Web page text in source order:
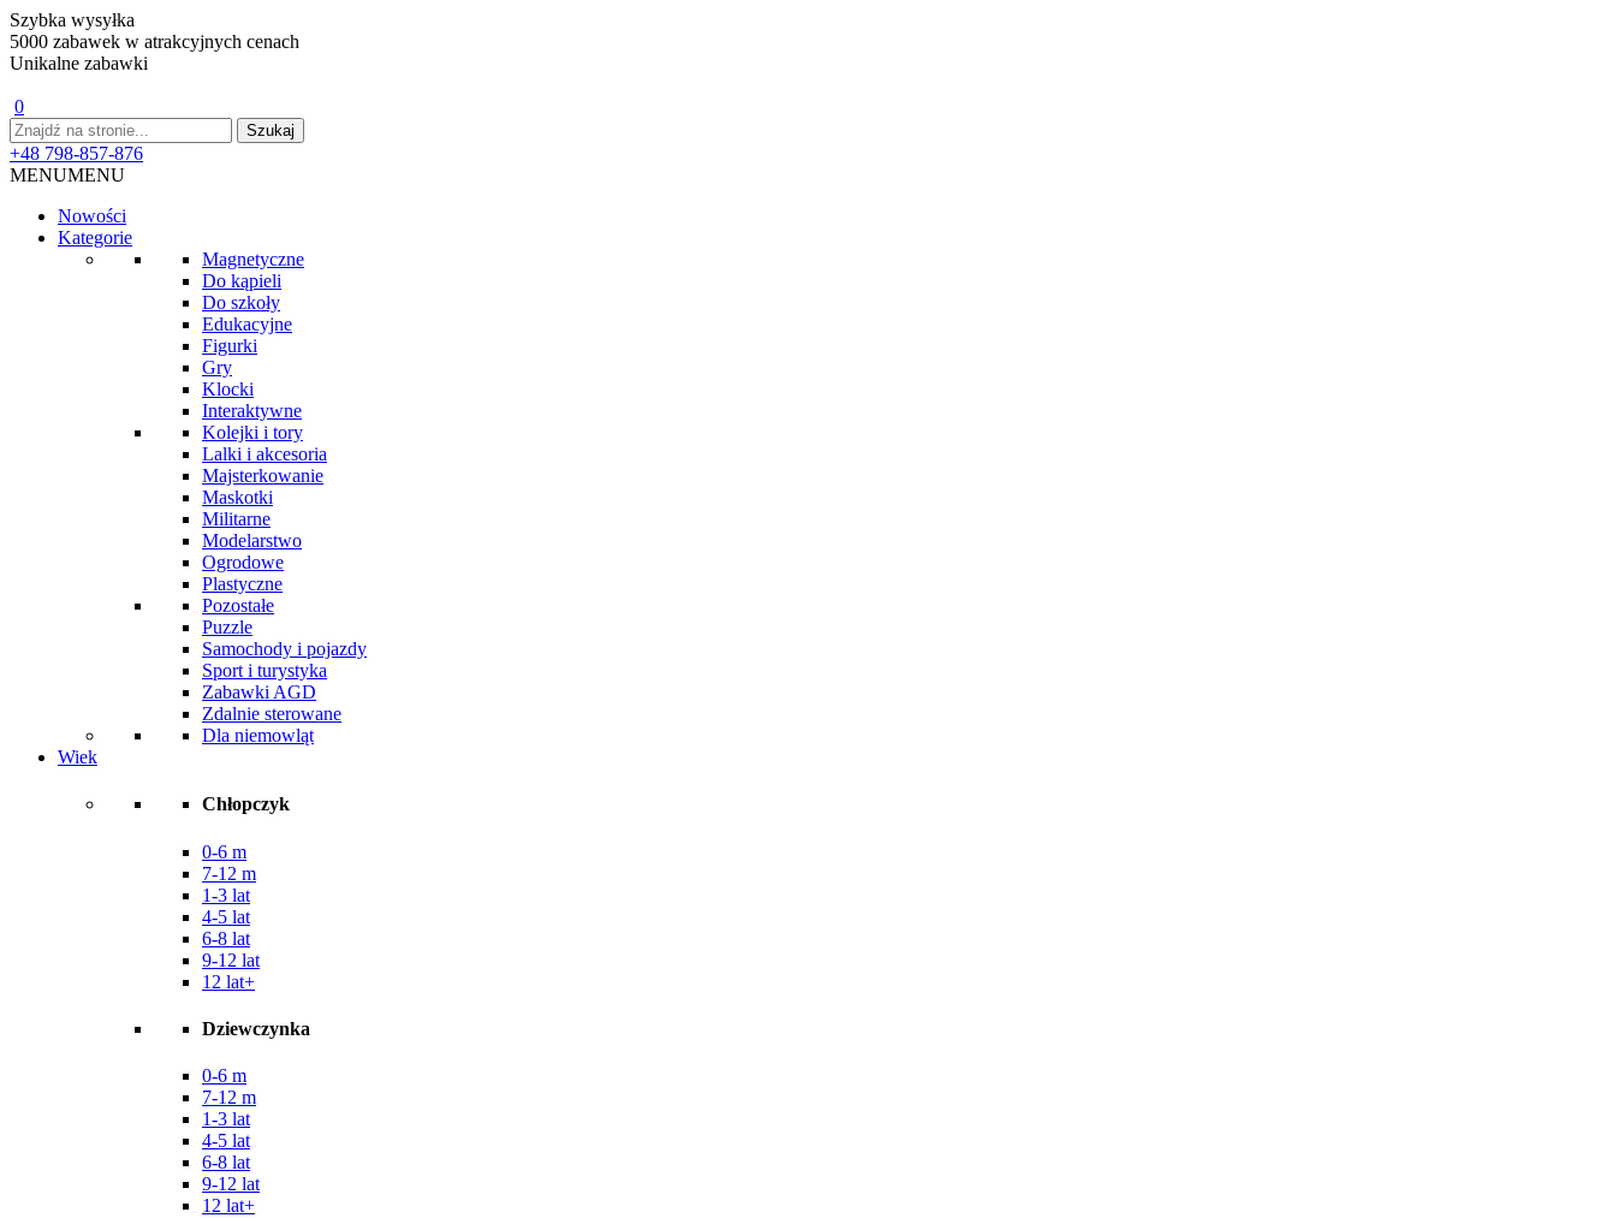
Szybka wysyłka
5000 zabawek w atrakcyjnych cenach
Unikalne zabawki
0
+48 798-857-876
MENUMENU
Nowości
Kategorie
Magnetyczne
Do kąpieli
Do szkoły
Edukacyjne
Figurki
Gry
Klocki
Interaktywne
Kolejki i tory
Lalki i akcesoria
Majsterkowanie
Maskotki
Militarne
Modelarstwo
Ogrodowe
Plastyczne
Pozostałe
Puzzle
Samochody i pojazdy
Sport i turystyka
Zabawki AGD
Zdalnie sterowane
Dla niemowląt
Wiek
Chłopczyk
0-6 m
7-12 m
1-3 lat
4-5 lat
6-8 lat
9-12 lat
12 lat+
Dziewczynka
0-6 m
7-12 m
1-3 lat
4-5 lat
6-8 lat
9-12 lat
12 lat+